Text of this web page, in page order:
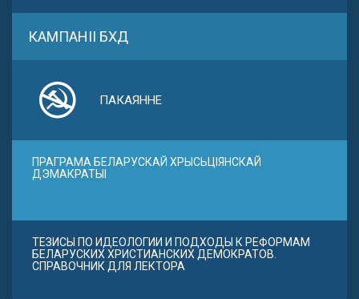
КАМПАНІІ БХД
ПАКАЯННЕ
ПРАГРАМА БЕЛАРУСКАЙ ХРЫСЬЦІЯНСКАЙ
ДЭМАКРАТЫІ
ТЕЗИСЫ ПО ИДЕОЛОГИИ И ПОДХОДЫ К РЕФОРМАМ
БЕЛАРУСКИХ ХРИСТИАНСКИХ ДЕМОКРАТОВ.
СПРАВОЧНИК ДЛЯ ЛЕКТОРА